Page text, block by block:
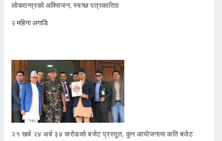
लोकतन्त्रको अक्सिजन, स्वच्छ पत्रकारिता
२ महिना अगाडि
२१ खर्ब २४ अर्ब ३४ करोडको बजेट प्रस्तुत, कुन आयोजनामा कति बजेट